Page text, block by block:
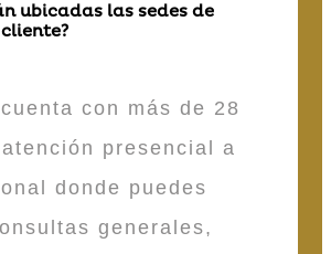
ubicadas las sedes de
con más de 28
presencial a
donde puedes
generales,